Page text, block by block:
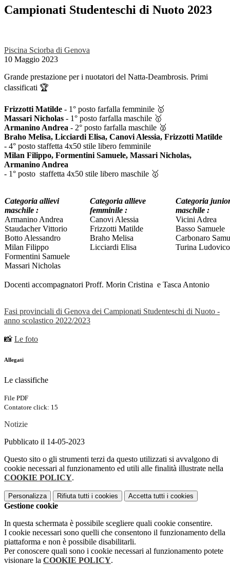
Campionati Studenteschi di Nuoto 2023
Piscina Sciorba di Genova
10 Maggio 2023
Grande prestazione per i nuotatori del Natta-Deambrosis. Primi
classificati 🏆
Frizzotti Matilde - 1° posto farfalla femminile 🥇
Massari Nicholas - 1° posto farfalla maschile 🥇
Armanino Andrea - 2° posto farfalla maschile 🥈
Braho Melisa, Licciardi Elisa, Canovi Alessia, Frizzotti Matilde
- 4° posto staffetta 4x50 stile libero femminile
Milan Filippo, Formentini Samuele, Massari Nicholas,
Armanino Andrea
- 1° posto staffetta 4x50 stile libero maschile 🥇
Categoria allievi
maschile :
Armanino Andrea
Staudacher Vittorio
Botto Alessandro
Milan Filippo
Formentini Samuele
Massari Nicholas
Categoria allieve
femminile :
Canovi Alessia
Frizzotti Matilde
Braho Melisa
Licciardi Elisa
Categoria
maschile :
Vicini Adrea
Basso Samuele
Carbonaro
Turina Ludovico
Docenti accompagnatori Proff. Morin Cristina e Tasca Antonio
Fasi provinciali di Genova dei Campionati Studenteschi di Nuoto -
anno scolastico 2022/2023
📸 Le foto
Allegati
Le classifiche
File PDF
Contatore click: 15
Notizie
Pubblicato il 14-05-2023
Questo sito o gli strumenti terzi da questo utilizzati si avvalgono di
cookie necessari al funzionamento ed utili alle finalità illustrate nella
COOKIE POLICY.
Personalizza Rifiuta tutti i cookies Accetta tutti i cookies
Gestione cookie
In questa schermata è possibile scegliere quali cookie consentire.
I cookie necessari sono quelli che consentono il funzionamento della
piattaforma e non è possibile disabilitarli.
Per conoscere quali sono i cookie necessari al funzionamento potete
visionare la COOKIE POLICY.